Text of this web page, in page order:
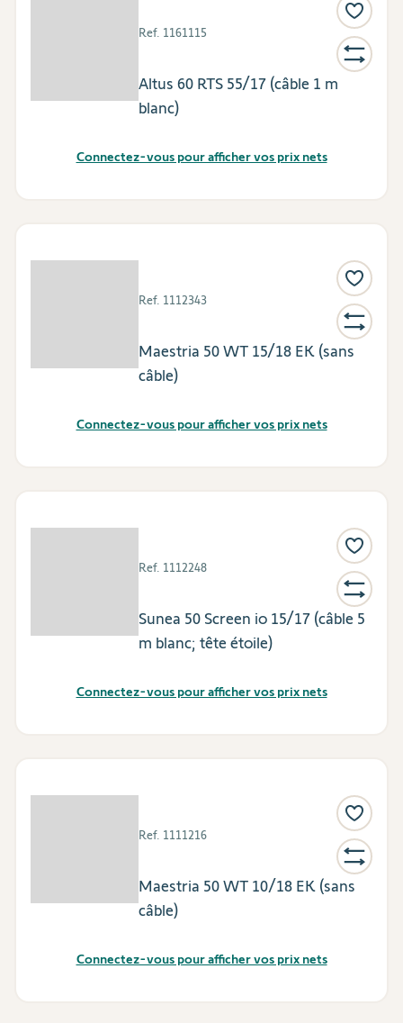
Ref. 1161115
Altus 60 RTS 55/17 (câble 1 m
blanc)
Connectez-vous pour afficher vos prix nets
Ref. 1112343
Maestria 50 WT 15/18 EK (sans
câble)
Connectez-vous pour afficher vos prix nets
Ref. 1112248
Sunea 50 Screen io 15/17 (câble 5
m blanc; tête étoile)
Connectez-vous pour afficher vos prix nets
Ref. 1111216
Maestria 50 WT 10/18 EK (sans
câble)
Connectez-vous pour afficher vos prix nets